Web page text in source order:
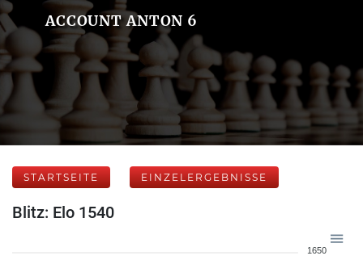
ACCOUNT ANTON 6
STARTSEITE EINZELERGEBNISSE
Blitz: Elo 1540
1650